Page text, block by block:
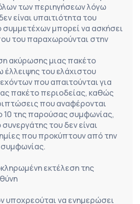
των περιηγήσεων λόγω
είναι υπαιτιότητα του
συμμετέχων μπορεί να ασκήσει
του παραχωρούνται στην
ακύρωσης μιας πακέτο
έλλειψης του ελάχιστου
που απαιτούνται για
πακέτο περιοδείας, καθώς
που αναφέρονται
της παρούσας συμφωνίας,
συνεργάτης του δεν είναι
που προκύπτουν από την
συμφωνίας.
εκτέλεση της
υποχρεούται να ενημερώσει